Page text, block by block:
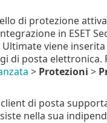
di protezione
in ESET
viene
di posta elettronica.
> Protezioni >
di posta
nella sua